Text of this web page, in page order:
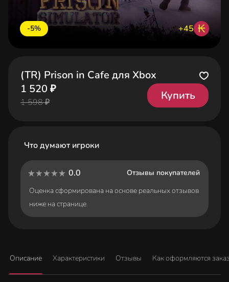
-5% +45 ₭
(TR) Prison in Cafe для Xbox
1 520 ₽
1 598 ₽
Купить
Что думают игроки
0.0
Отзывы покупателей
Оценка сформирована на основе реальных отзывов
ниже на странице.
Описание Характеристики Отзывы Как оформляются